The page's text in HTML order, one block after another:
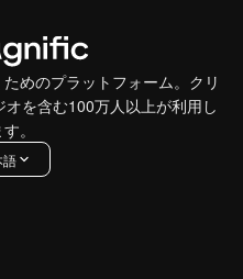
めのプラットフォーム。クリ
を含む100万人以上が利用し
。
語